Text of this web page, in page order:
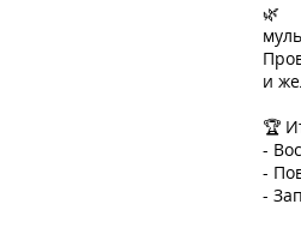
🌿
и
🏆
-
-
-